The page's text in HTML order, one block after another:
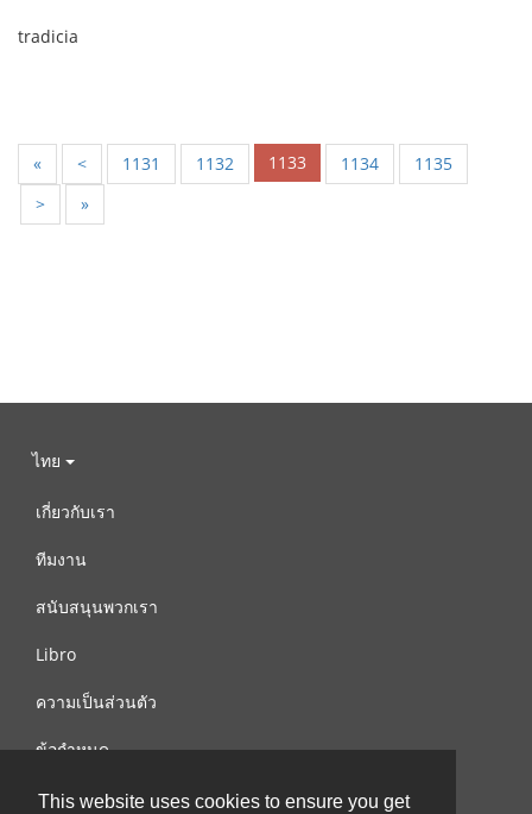
This website uses cookies to ensure you get
tradicia
« < 1131 1132 1133 1134
1135
>
»
ไทย
เกี่ยวกับเรา
ทีมงาน
สนับสนุนพวกเรา
Libro
ความเป็นส่วนตัว
ข้อกำหนด
ติดต่อเรา